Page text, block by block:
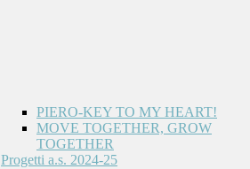
PIERO-KEY TO MY HEART!
MOVE TOGETHER, GROW
TOGETHER
Progetti a.s. 2024-25